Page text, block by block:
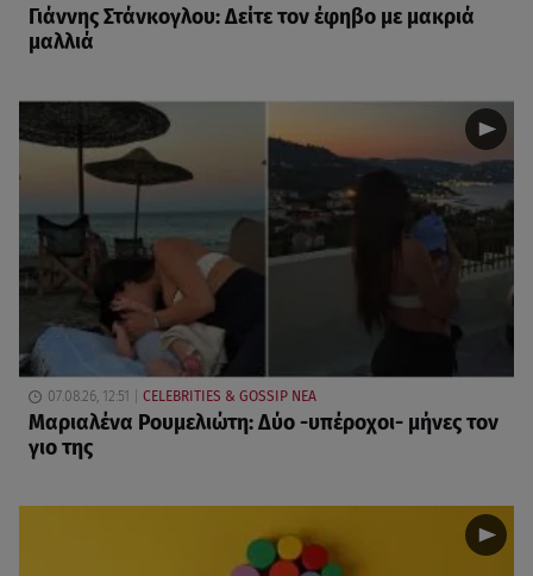
Γιάννης Στάνκογλου: Δείτε τον έφηβο με μακριά
μαλλιά
07.08.26, 12:51 CELEBRITIES & GOSSIP ΝΕΑ
Μαριαλένα Ρουμελιώτη: Δύο -υπέροχοι- μήνες τον
γιο της